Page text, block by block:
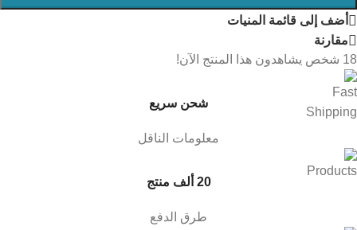
أضف إلى قائمة المنيات
مقارنة
18 شخص يشاهدون هذا المنتج الآن!
شحن سريع
معلومات الناقل
20 ألف منتج
طرق الدفع